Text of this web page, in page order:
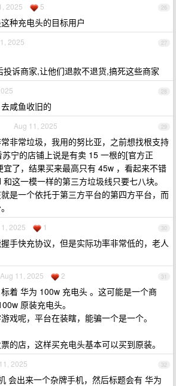
26
2025 5
种充电头的目标用户
27
2025
诉商家,让他们退款不退货,搞死这些商家
28
咸鱼收旧的
29
Aug 11, 2025
非常垃圾，我用的努比亚，之前想找根支持
宁的店铺上说是有卖 15 一根的[官方正
宜了，结果买来最高只有 45w ，看起来不错
这一模一样的第三方垃圾线只要七八块。
是一个依托于第三方平台的第四方平台，而
30
2025 1
手快充协议，但是实际功率非常低的，老人
31
Aug 11, 2025 2
着 华为 100w 充电头 。这可能是一个商
原装充电头。
戏呢，平台在装瞎，能骗一个是一个。
的店，这样买充电头基本可以买到原装。
32
2025
会出来一个杂牌手机，然后标题会有 华为